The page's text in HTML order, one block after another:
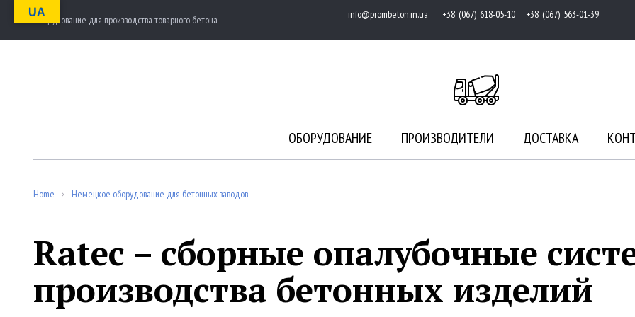
Оборудование для производства товарного бетона info@prombeton.in.ua +38 (067) 618-05-10 +38 (067) 563-01-39
ОБОРУДОВАНИЕ ПРОИЗВОДИТЕЛИ ДОСТАВКА
Home Немецкое оборудование для бетонных заводов
Ratec – сборные опалубочные
производства бетонных изделий
UA